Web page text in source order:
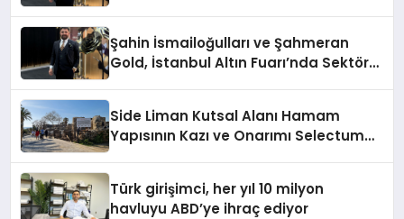
Şahin İsmailoğulları ve Şahmeran
Gold, İstanbul Altın Fuarı’nda Sektöre
Side Liman Kutsal Alanı Hamam
Yapısının Kazı ve Onarımı Selectum
Türk girişimci, her yıl 10 milyon
havluyu ABD’ye ihraç ediyor